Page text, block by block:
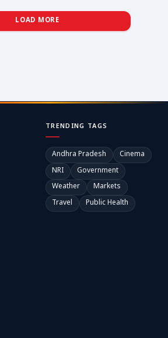
LOAD MORE
TRENDING TAGS
Andhra Pradesh
Cinema
NRI
Government
Weather
Markets
Travel
Public Health